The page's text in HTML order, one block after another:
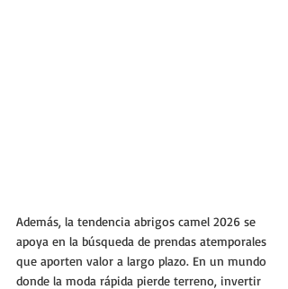
Además, la tendencia abrigos camel 2026 se
apoya en la búsqueda de prendas atemporales
que aporten valor a largo plazo. En un mundo
donde la moda rápida pierde terreno, invertir